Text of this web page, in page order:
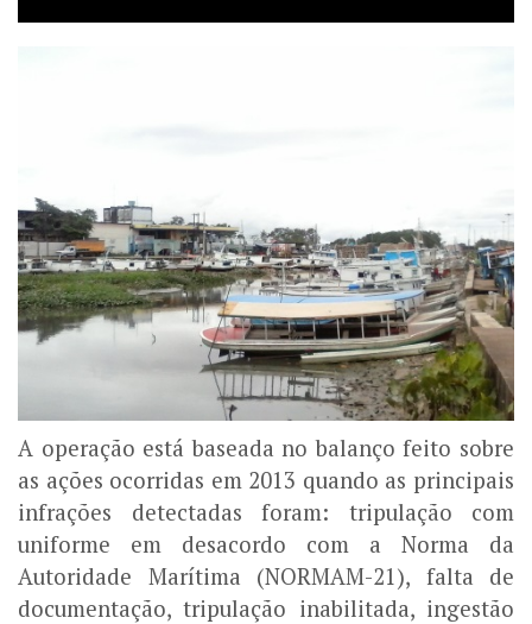
A operação está baseada no balanço feito sobre
as ações ocorridas em 2013 quando as principais
infrações detectadas foram: tripulação com
uniforme em desacordo com a Norma da
Autoridade Marítima (NORMAM-21), falta de
documentação, tripulação inabilitada, ingestão